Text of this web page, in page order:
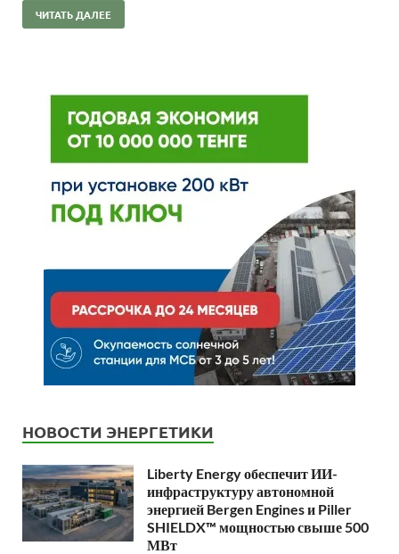
ЧИТАТЬ ДАЛЕЕ
НОВОСТИ ЭНЕРГЕТИКИ
Liberty Energy обеспечит ИИ-
инфраструктуру автономной
энергией Bergen Engines и Piller
SHIELDX™ мощностью свыше 500
МВт